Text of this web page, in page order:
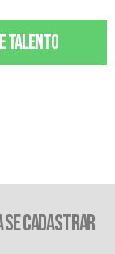
talento
SE CADASTRAR